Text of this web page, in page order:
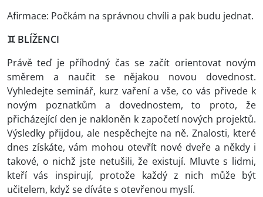
Afirmace: Počkám na správnou chvíli a pak budu jednat.
♊ BLÍŽENCI
Právě teď je příhodný čas se začít orientovat novým
směrem a naučit se nějakou novou dovednost.
Vyhledejte seminář, kurz vaření a vše, co vás přivede k
novým poznatkům a dovednostem, to proto, že
přicházející den je nakloněn k započetí nových projektů.
Výsledky přijdou, ale nespěchejte na ně. Znalosti, které
dnes získáte, vám mohou otevřít nové dveře a někdy i
takové, o nichž jste netušili, že existují. Mluvte s lidmi,
kteří vás inspirují, protože každý z nich může být
učitelem, když se díváte s otevřenou myslí.